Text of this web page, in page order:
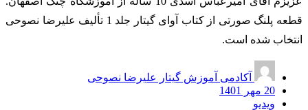
قطعه پلنگ صورتی از کتاب آوای گیتار جلد 1 تألیف علیرضا نصوحی
انتخاب شده است.
آکادمی آموزش گیتار علیرضا نصوحی
20 مهر 1401
ویدیو